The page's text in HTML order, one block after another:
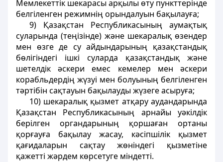
Мемлекеттiк шекарасы арқылы өту пункттерiнде
белгiленген режимнің орындалуын бақылауға;
9) Қазақстан Республикасының аумақтық
суларында (теңiзiнде) және шекаралық өзендер
мен өзге де су айдындарының қазақстандық
бөлiгiндегi iшкi суларда қазақстандық және
шетелдiк әскери емес кемелер мен әскери
корабльдердiң жүзуi мен болуының белгiленген
тәртiбiн сақтауын бақылауды жүзеге асыруға;
10) шекаралық қызмет атқару аудандарында
Қазақстан Республикасының арнайы уәкiлдiк
берiлген органдарының қоршаған ортаны
қорғауға бақылау жасау, кәсiпшiлiк қызмет
қағидаларын сақтау жөнiндегi қызметiне
қажеттi жәрдем көрсетуге міндетті.